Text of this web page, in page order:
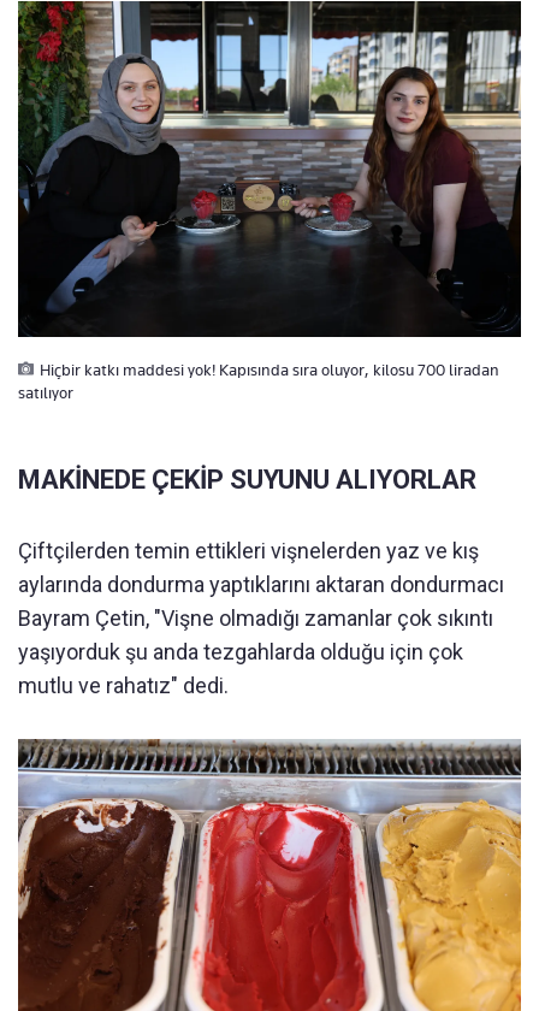
Hiçbir katkı maddesi yok! Kapısında sıra oluyor, kilosu 700 liradan
satılıyor
MAKİNEDE ÇEKİP SUYUNU ALIYORLAR
Çiftçilerden temin ettikleri vişnelerden yaz ve kış
aylarında dondurma yaptıklarını aktaran dondurmacı
Bayram Çetin, "Vişne olmadığı zamanlar çok sıkıntı
yaşıyorduk şu anda tezgahlarda olduğu için çok
mutlu ve rahatız" dedi.